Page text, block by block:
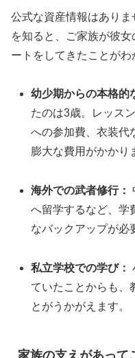
公式な資産情報はあり
を知ると、ご家族が彼
ートをしてきたことがわ
幼少期からの本格的
たのは3歳。レッス
への参加費、衣装代
膨大な費用がかかり
海外での武者修行：
へ留学するなど、学
なバックアップが必
私立学校での学び：
ていたことからも、
とがうかがえます。
家族の支えがあって